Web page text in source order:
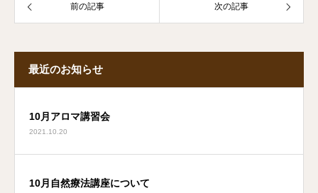
前の記事 次の記事
最近のお知らせ
10月アロマ講習会
2021.10.20
10月自然療法講座について